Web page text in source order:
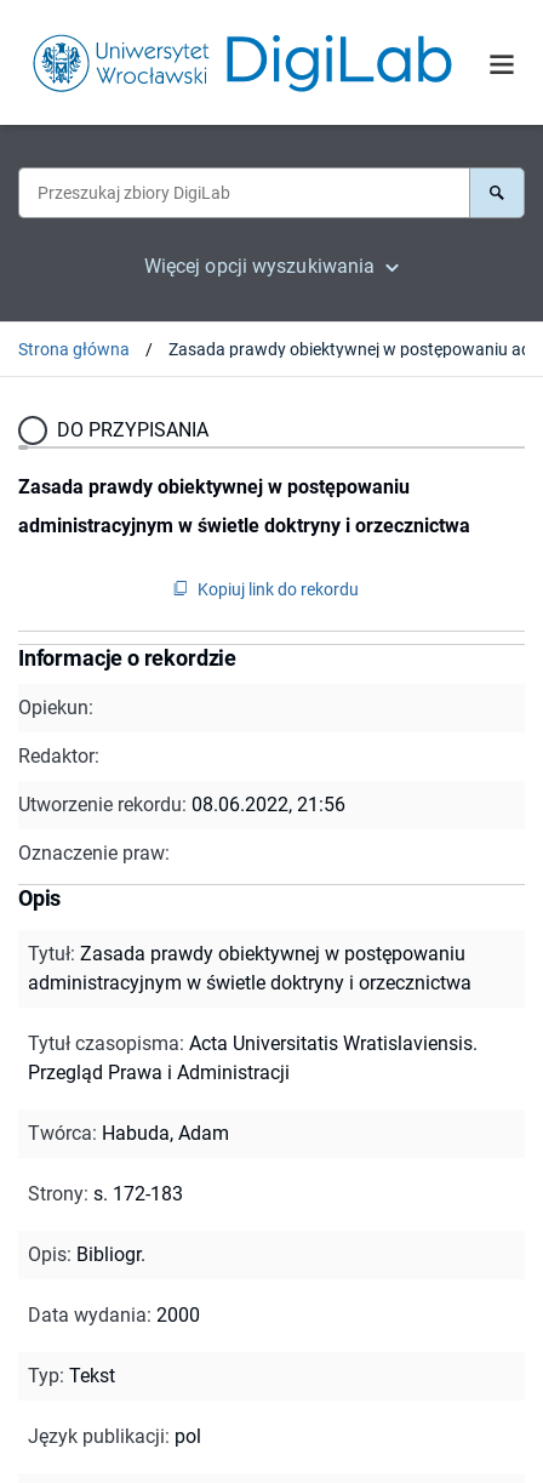
Więcej opcji wyszukiwania
Strona główna
DO PRZYPISANIA
Zasada prawdy obiektywnej w postępowaniu
administracyjnym w świetle doktryny i orzecznictwa
Kopiuj link do rekordu
Informacje o rekordzie
Opiekun:
Redaktor:
Utworzenie rekordu: 08.06.2022, 21:56
Oznaczenie praw:
Opis
Tytuł: Zasada prawdy obiektywnej w postępowaniu
administracyjnym w świetle doktryny i orzecznictwa
Tytuł czasopisma: Acta Universitatis Wratislaviensis.
Przegląd Prawa i Administracji
Twórca: Habuda, Adam
Strony: s. 172-183
Opis: Bibliogr.
Data wydania: 2000
Typ: Tekst
Język publikacji: pol